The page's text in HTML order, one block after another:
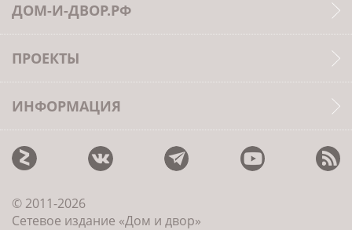
ДОМ-И-ДВОР.РФ
ПРОЕКТЫ
ИНФОРМАЦИЯ
© 2011-2026
Сетевое издание «Дом и двор»